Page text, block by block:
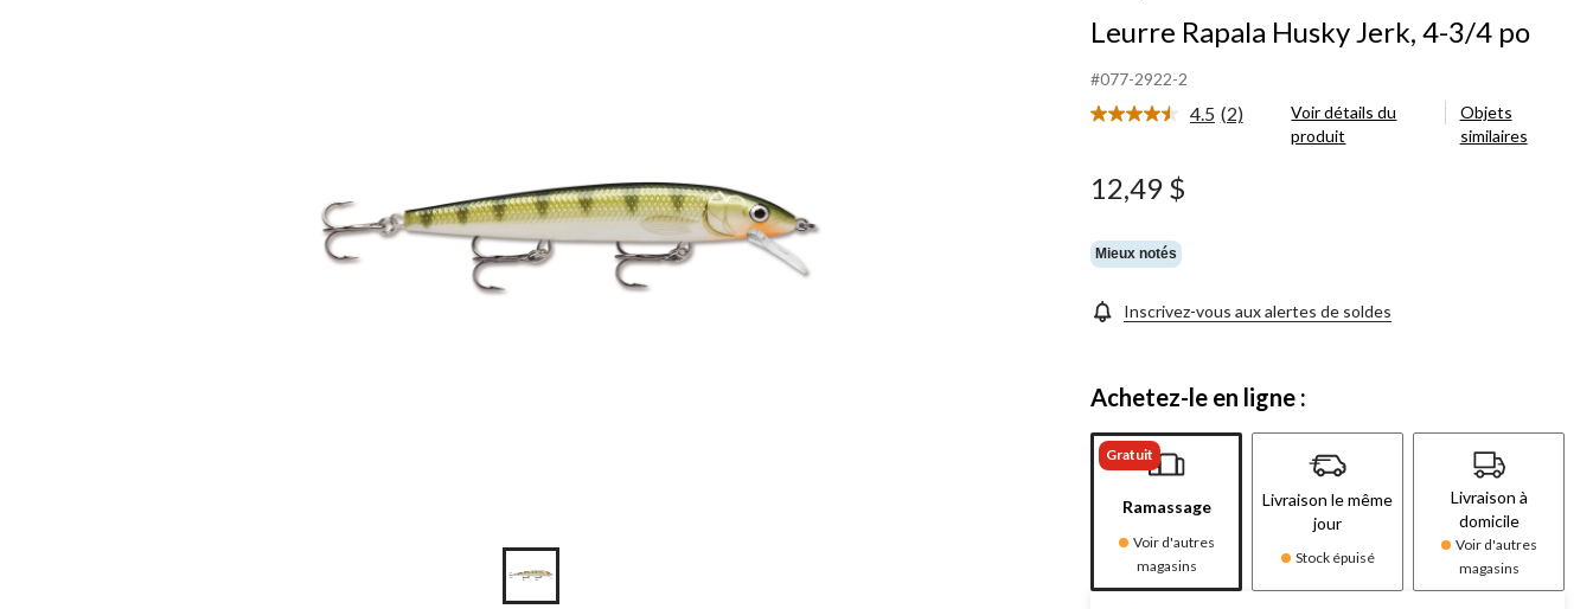
Leurre Rapala Husky Jerk, 4-3/4 po
#077-2922-2
4.5 Lire
(2)
Voir détails du
produit
Objets
similaires
12,49 $
Mieux notés
Inscrivez-vous aux alertes de soldes
Achetez-le en ligne :
Gratuit
Ramassage
Voir d'autres
magasins
Livraison le même
jour
Stock épuisé
Livraison à
domicile
Voir d'autres
magasins